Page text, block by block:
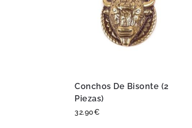
Conchos De Bisonte (2
Piezas)
32.90€